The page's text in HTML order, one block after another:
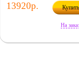
13920р. Купить
На